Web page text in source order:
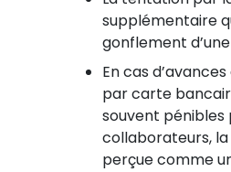
supplémentaire
gonflement
En cas
par carte
souvent pénibles
collaborateurs,
perçue comme